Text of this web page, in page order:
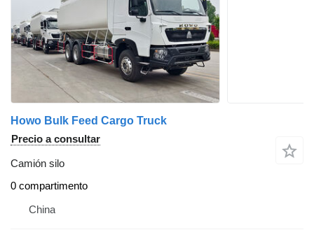
Howo Bulk Feed Cargo Truck
Precio a consultar
Camión silo
0 compartimento
China